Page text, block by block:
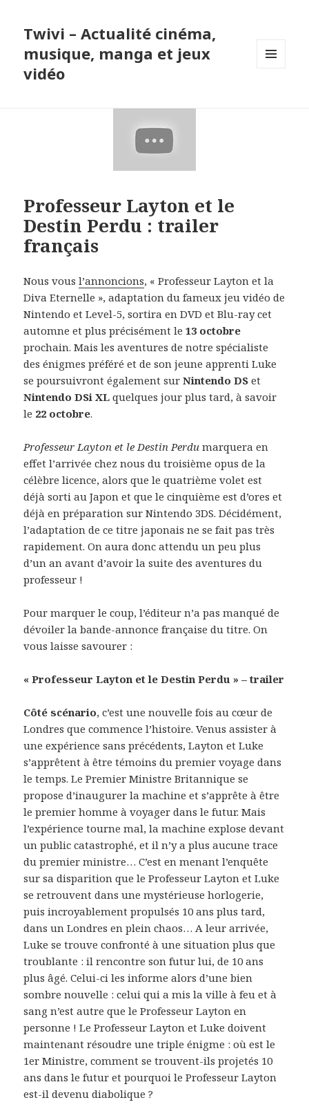
Twivi – Actualité cinéma,
musique, manga et jeux
vidéo
Professeur Layton et le
Destin Perdu : trailer
français
Nous vousl’annoncions, « Professeur Layton et la
Diva Eternelle », adaptation du fameux jeu vidéo de
Nintendo et Level-5, sortira en DVD et Blu-ray cet
automne et plus précisément le13 octobre
prochain. Mais les aventures de notre spécialiste
des énigmes préféré et de son jeune apprenti Luke
se poursuivront également surNintendo DS et
Nintendo DSi XL quelques jour plus tard, à savoir
le 22 octobre.
Professeur Layton et le Destin Perdu marquera en
effet l’arrivée chez nous du troisième opus de la
célèbre licence, alors que le quatrième volet est
déjà sorti au Japon et que le cinquième est d’ores et
déjà en préparation sur Nintendo 3DS. Décidément,
l’adaptation de ce titre japonais ne se fait pas très
rapidement. On aura donc attendu un peu plus
d’un an avant d’avoir la suite des aventures du
professeur !
Pour marquer le coup, l’éditeur n’a pas manqué de
dévoiler la bande-annonce française du titre. On
vous laisse savourer :
« Professeur Layton et le Destin Perdu » – trailer
Côté scénario, c’est une nouvelle fois au cœur de
Londres que commence l’histoire. Venus assister à
une expérience sans précédents, Layton et Luke
s’apprêtent à être témoins du premier voyage dans
le temps. Le Premier Ministre Britannique se
propose d’inaugurer la machine et s’apprête à être
le premier homme à voyager dans le futur. Mais
l’expérience tourne mal, la machine explose devant
un public catastrophé, et il n’y a plus aucune trace
du premier ministre… C’est en menant l’enquête
sur sa disparition que le Professeur Layton et Luke
se retrouvent dans une mystérieuse horlogerie,
puis incroyablement propulsés 10 ans plus tard,
dans un Londres en plein chaos… A leur arrivée,
Luke se trouve confronté à une situation plus que
troublante : il rencontre son futur lui, de 10 ans
plus âgé. Celui-ci les informe alors d’une bien
sombre nouvelle : celui qui a mis la ville à feu et à
sang n’est autre que le Professeur Layton en
personne ! Le Professeur Layton et Luke doivent
maintenant résoudre une triple énigme : où est le
1er Ministre, comment se trouvent-ils projetés 10
ans dans le futur et pourquoi le Professeur Layton
est-il devenu diabolique ?